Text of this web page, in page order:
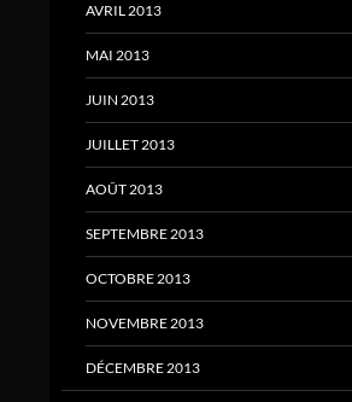
AVRIL 2013
MAI 2013
JUIN 2013
JUILLET 2013
AOÛT 2013
SEPTEMBRE 2013
OCTOBRE 2013
NOVEMBRE 2013
DÉCEMBRE 2013